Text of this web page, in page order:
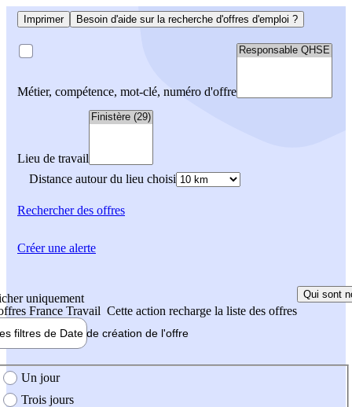
Imprimer Besoin d'aide sur la recherche d'offres d'emploi ?
Métier, compétence, mot-clé, numéro d'offre
Lieu de travail
Distance autour du lieu choisi
Rechercherdes offres
uniquement
France Travail Cette action recharge la liste des offres
Qui sont
filtres de Date de création de l'offre
création de l'offre
Un jour
Trois jours
Créer une alerte